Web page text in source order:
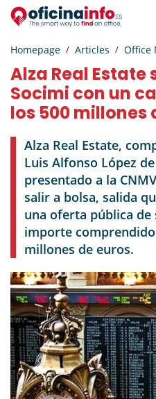
Homepage Articles Office
Alza Real
Socimi con un
los 500 millones
Alza Real Estate,
Luis Alfonso López
presentado a la
salir a bolsa, salida
una oferta pública
importe
millones de euros.